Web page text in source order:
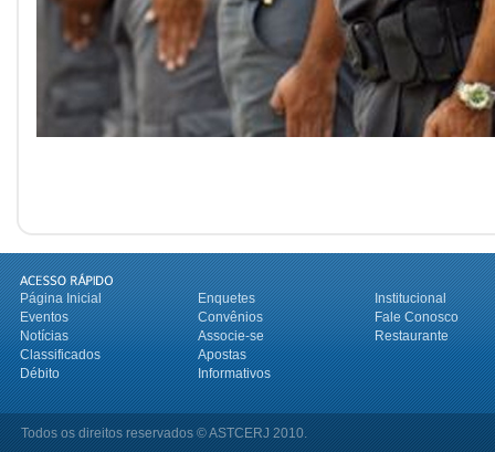
Página Inicial Enquetes
Institucional
Eventos
Convênios
Fale Conosco
Notícias
Associe-se
Restaurante
Classificados
Apostas
Débito
Informativos
Todos os direitos reservados © ASTCERJ 2010.